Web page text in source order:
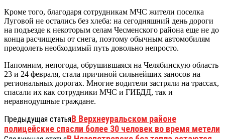
Кроме того, благодаря сотрудникам МЧС жители поселка
Луговой не остались без хлеба: на сегодняшний день дороги
на подъезде к некоторым селам Чесменского района еще не до
конца расчищены от снега, поэтому обычным автомобилям
преодолеть необходимый путь довольно непросто.
Напомним, непогода, обрушившаяся на Челябинскую область
23 и 24 февраля, стала причиной сильнейших заносов на
региональных дорогах. Многие водители застряли на трассах,
спасали их как сотрудники МЧС и ГИБДД, так и
неравнодушные граждане.
Предыдущая статьяВ Верхнеуральском районе
полицейские спасли более 30 человек во время метели